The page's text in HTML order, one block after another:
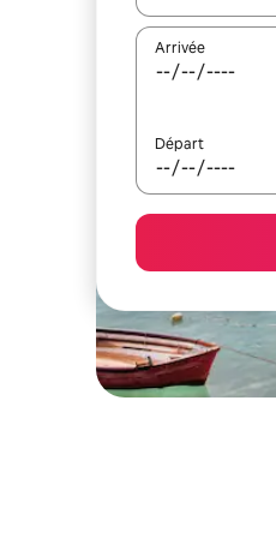
Arrivée
Départ